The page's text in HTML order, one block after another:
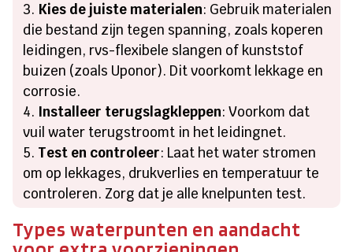
Kies de juiste materialen: Gebruik materialen
die bestand zijn tegen spanning, zoals koperen
leidingen, rvs-flexibele slangen of kunststof
buizen (zoals Uponor). Dit voorkomt lekkage en
corrosie.
Installeer terugslagkleppen: Voorkom dat
vuil water terugstroomt in het leidingnet.
Test en controleer: Laat het water stromen
om op lekkages, drukverlies en temperatuur te
controleren. Zorg dat je alle knelpunten test.
Types waterpunten en aandacht